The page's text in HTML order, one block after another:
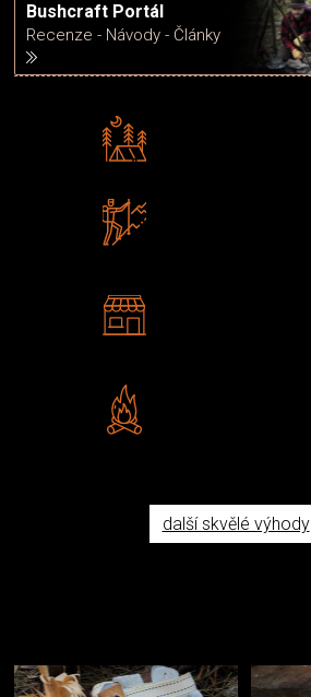
Bushcraft Portál
Recenze - Návody - Články
další skvělé výhody